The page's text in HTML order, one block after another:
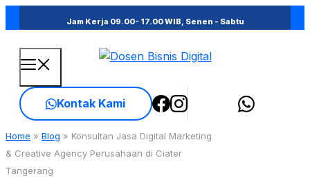
to
content
Jam Kerja 09.00- 17.00 WIB, Senen - Sabtu
Kontak Kami
Home » Blog » Konsultan Jasa Digital Marketing
& Creative Agency Perusahaan di Ciater
Tangerang